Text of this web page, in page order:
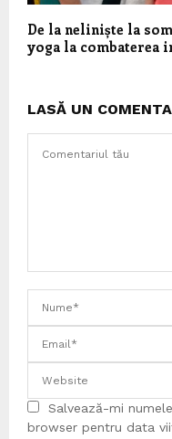
De la neliniște la
yoga la combaterea
LASĂ UN
Salvează-mi
browser pentru data